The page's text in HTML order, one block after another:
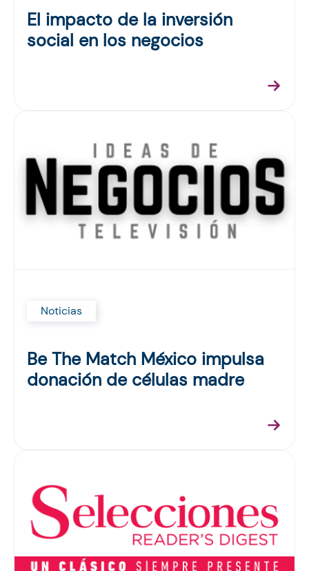
El impacto de la inversión
social en los negocios
Noticias
Be The Match México impulsa
donación de células madre